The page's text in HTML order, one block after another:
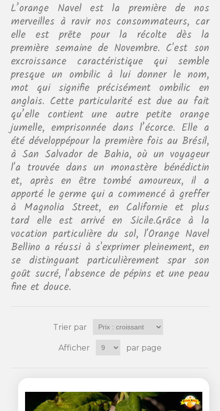
L’orange Navel est la première de nos
merveilles à ravir nos consommateurs, car
elle est prête pour la récolte dès la
première semaine de Novembre. C'est son
excroissance caractéristique qui semble
presque un ombilic à lui donner le nom,
mot qui signifie précisément ombilic en
anglais. Cette particularité est due au fait
qu’elle contient une autre petite orange
jumelle, emprisonnée dans l’écorce. Elle a
été développépour la première fois au Brésil,
à San Salvador de Bahia, où un voyageur
l'a trouvée dans un monastère bénédictin
et, après en être tombé amoureux, il a
apporté le germe qui a commencé à greffer
à Magnolia Street, en Californie et plus
tard elle est arrivé en Sicile.Grâce à la
vocation particulière du sol, l'Orange Navel
Bellino a réussi à s'exprimer pleinement, en
se distinguant particulièrement spar son
goût sucré, l'absence de pépins et une peau
fine et douce.
Trier par
Afficher par page